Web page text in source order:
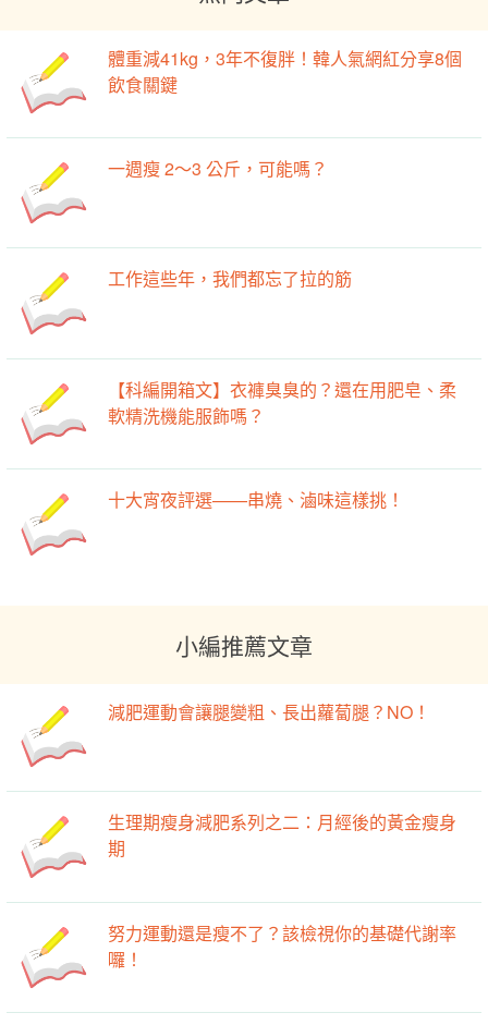
體重減41kg，3年不復胖！韓人氣網紅分享8個
飲食關鍵
一週瘦 2～3 公斤，可能嗎？
工作這些年，我們都忘了拉的筋
【科編開箱文】衣褲臭臭的？還在用肥皂、柔
軟精洗機能服飾嗎？
十大宵夜評選——串燒、滷味這樣挑！
小編推薦文章
減肥運動會讓腿變粗、長出蘿蔔腿？NO！
生理期瘦身減肥系列之二：月經後的黃金瘦身
期
努力運動還是瘦不了？該檢視你的基礎代謝率
囉！